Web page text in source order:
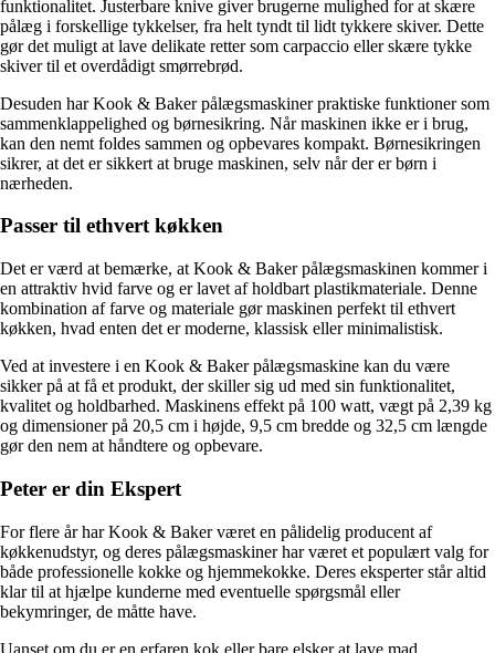
funktionalitet. Justerbare knive giver brugerne mulighed for at skære
pålæg i forskellige tykkelser, fra helt tyndt til lidt tykkere skiver. Dette
gør det muligt at lave delikate retter som carpaccio eller skære tykke
skiver til et overdådigt smørrebrød.
Desuden har Kook & Baker pålægsmaskiner praktiske funktioner som
sammenklappelighed og børnesikring. Når maskinen ikke er i brug,
kan den nemt foldes sammen og opbevares kompakt. Børnesikringen
sikrer, at det er sikkert at bruge maskinen, selv når der er børn i
nærheden.
Passer til ethvert køkken
Det er værd at bemærke, at Kook & Baker pålægsmaskinen kommer i
en attraktiv hvid farve og er lavet af holdbart plastikmateriale. Denne
kombination af farve og materiale gør maskinen perfekt til ethvert
køkken, hvad enten det er moderne, klassisk eller minimalistisk.
Ved at investere i en Kook & Baker pålægsmaskine kan du være
sikker på at få et produkt, der skiller sig ud med sin funktionalitet,
kvalitet og holdbarhed. Maskinens effekt på 100 watt, vægt på 2,39 kg
og dimensioner på 20,5 cm i højde, 9,5 cm bredde og 32,5 cm længde
gør den nem at håndtere og opbevare.
Peter er din Ekspert
For flere år har Kook & Baker været en pålidelig producent af
køkkenudstyr, og deres pålægsmaskiner har været et populært valg for
både professionelle kokke og hjemmekokke. Deres eksperter står altid
klar til at hjælpe kunderne med eventuelle spørgsmål eller
bekymringer, de måtte have.
Uanset om du er en erfaren kok eller bare elsker at lave mad